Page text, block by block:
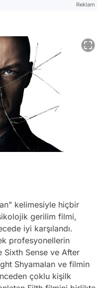
Reklam
kelimesiyle hiçbir
gerilim filmi,
iyi karşılandı.
profesyonellerin
Sixth Sense ve After
Shyamalan ve filmin
çoklu kişilk